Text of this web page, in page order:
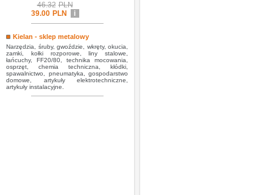
46.32 PLN
39.00 PLN i
Kielan - sklep metalowy
Narzędzia, śruby, gwoździe, wkręty, okucia,
zamki, kołki rozporowe, liny stalowe,
łańcuchy, FF20/80, technika mocowania,
osprzęt, chemia techniczna, kłódki,
spawalnictwo, pneumatyka, gospodarstwo
domowe, artykuły elektrotechniczne,
artykuły instalacyjne.